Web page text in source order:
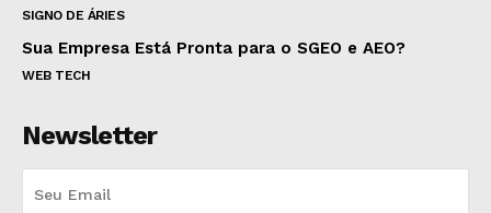
SIGNO DE ÁRIES
Sua Empresa Está Pronta para o SGEO e AEO?
WEB TECH
Newsletter